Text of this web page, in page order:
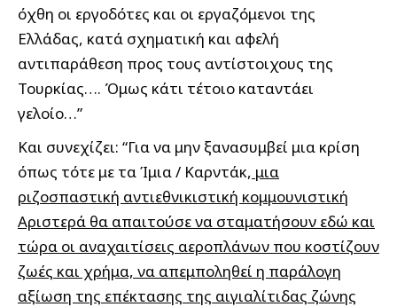
όχθη οι εργοδότες και οι εργαζόμενοι της
Ελλάδας, κατά σχηματική και αφελή
αντιπαράθεση προς τους αντίστοιχους της
Τουρκίας…. Όμως κάτι τέτοιο καταντάει
γελοίο…”
Και συνεχίζει: “Για να μην ξανασυμβεί μια κρίση
όπως τότε με τα Ίμια / Καρντάκ, μια
ριζοσπαστική αντιεθνικιστική κομμουνιστική
Αριστερά θα απαιτούσε να σταματήσουν εδώ και
τώρα οι αναχαιτίσεις αεροπλάνων που κοστίζουν
ζωές και χρήμα, να απεμποληθεί η παράλογη
αξίωση της επέκτασης της αιγιαλίτιδας ζώνης